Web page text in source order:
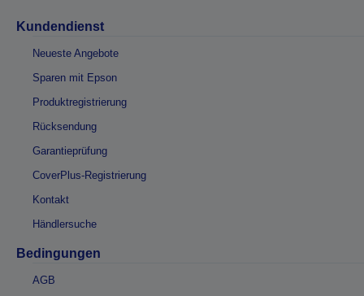
Kundendienst
Neueste Angebote
Sparen mit Epson
Produktregistrierung
Rücksendung
Garantieprüfung
CoverPlus-Registrierung
Kontakt
Händlersuche
Bedingungen
AGB